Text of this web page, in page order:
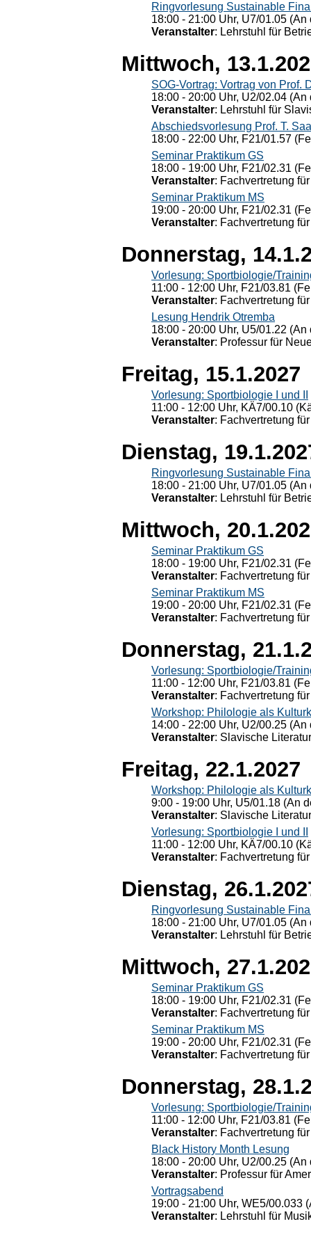
Ringvorlesung Sustainable
18:00 - 21:00 Uhr, U7/01.05
Veranstalter: Lehrstuhl für
Mittwoch,
SOG-Vortrag: Vortrag von Prof.
18:00 - 20:00 Uhr, U2/02.04
Veranstalter: Lehrstuhl für
Abschiedsvorlesung Prof. T.
18:00 - 22:00 Uhr, F21/01.57
Seminar Praktikum GS
18:00 - 19:00 Uhr, F21/02.31
Veranstalter: Fachvertretung
Seminar Praktikum MS
19:00 - 20:00 Uhr, F21/02.31
Veranstalter: Fachvertretung
Donnerstag,
Vorlesung: Sportbiologie/
11:00 - 12:00 Uhr, F21/03.81
Veranstalter: Fachvertretung
Lesung Hendrik Otremba
18:00 - 20:00 Uhr, U5/01.22
Veranstalter: Professur für
Freitag, 15.1.2027
Vorlesung: Sportbiologie I und II
11:00 - 12:00 Uhr, KÄ7/00.10
Veranstalter: Fachvertretung
Dienstag,
Ringvorlesung Sustainable
18:00 - 21:00 Uhr, U7/01.05
Veranstalter: Lehrstuhl für
Mittwoch,
Seminar Praktikum GS
18:00 - 19:00 Uhr, F21/02.31
Veranstalter: Fachvertretung
Seminar Praktikum MS
19:00 - 20:00 Uhr, F21/02.31
Veranstalter: Fachvertretung
Donnerstag,
Vorlesung: Sportbiologie/
11:00 - 12:00 Uhr, F21/03.81
Veranstalter: Fachvertretung
Workshop: Philologie als
14:00 - 22:00 Uhr, U2/00.25
Veranstalter: Slavische
Freitag, 22.1.2027
Workshop: Philologie als
9:00 - 19:00 Uhr, U5/01.18 (An
Veranstalter: Slavische
Vorlesung: Sportbiologie I und II
11:00 - 12:00 Uhr, KÄ7/00.10
Veranstalter: Fachvertretung
Dienstag,
Ringvorlesung Sustainable
18:00 - 21:00 Uhr, U7/01.05
Veranstalter: Lehrstuhl für
Mittwoch,
Seminar Praktikum GS
18:00 - 19:00 Uhr, F21/02.31
Veranstalter: Fachvertretung
Seminar Praktikum MS
19:00 - 20:00 Uhr, F21/02.31
Veranstalter: Fachvertretung
Donnerstag,
Vorlesung: Sportbiologie/
11:00 - 12:00 Uhr, F21/03.81
Veranstalter: Fachvertretung
Black History Month Lesung
18:00 - 20:00 Uhr, U2/00.25
Veranstalter: Professur für
Vortragsabend
19:00 - 21:00 Uhr, WE5/00.033
Veranstalter: Lehrstuhl für